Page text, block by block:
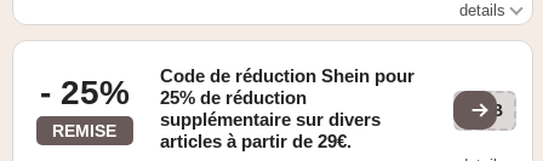
details
site web pour plus de détails
- 25%
REMISE
Code de réduction Shein pour
25% de réduction
supplémentaire sur divers
articles à partir de 29€.
NLB